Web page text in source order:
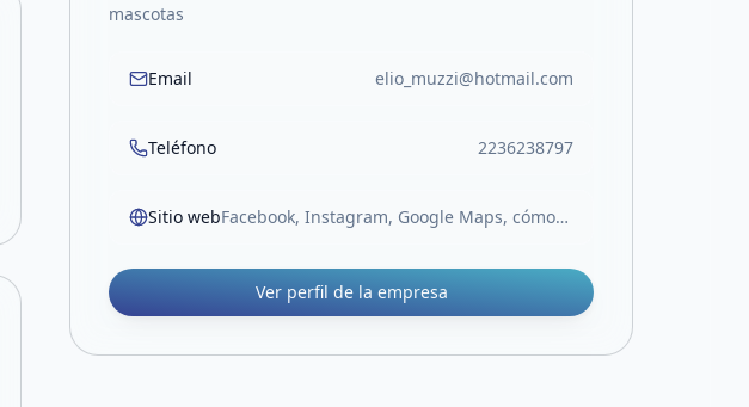
mascotas
Email elio_muzzi@hotmail.com
Teléfono 2236238797
Sitio web Facebook, Instagram, Google Maps, cómo Casa de Campo Maitin
Ver perfil de la empresa